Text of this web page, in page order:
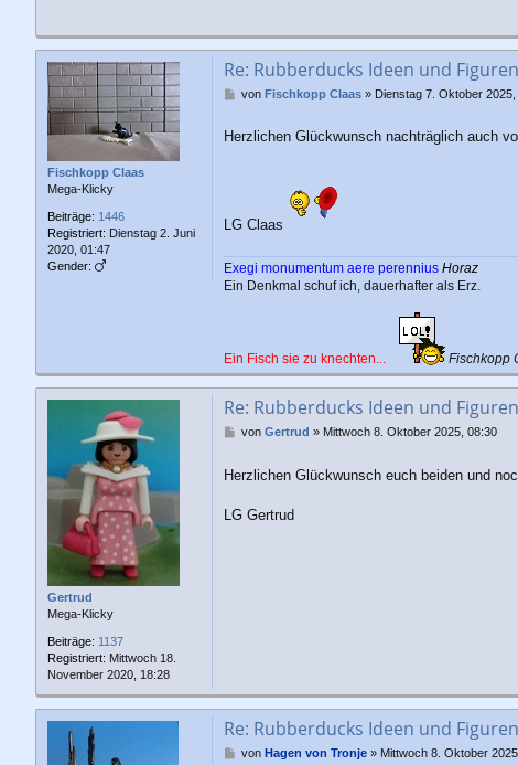
Fischkopp Claas
Mega-Klicky
Beiträge: 1446
Registriert: Dienstag 2. Juni
2020, 01:47
Gender:
Re: Rubberducks Ideen und Figuren
B
t
von Fischkopp Claas» Dienstag 7. Oktober 2025,
Herzlichen Glückwunsch nachträglich auch
LG Claas
Exegi monumentum aere perennius Horaz
Ein Denkmal schuf ich, dauerhafter als Erz.
Ein Fisch sie zu knechten... Fischkopp
Gertrud
Mega-Klicky
Beiträge: 1137
Registriert: Mittwoch 18.
November 2020, 18:28
Re: Rubberducks Ideen und Figuren
B
t
a
von Gertrud » Mittwoch 8. Oktober 2025, 08:30
Herzlichen Glückwunsch euch beiden und
LG Gertrud
Re: Rubberducks Ideen und Figuren
Bvon Hagen von Tronje» Mittwoch 8. Oktober